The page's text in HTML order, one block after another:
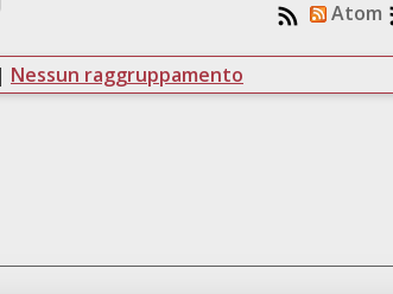
Atom
| Nessun raggruppamento